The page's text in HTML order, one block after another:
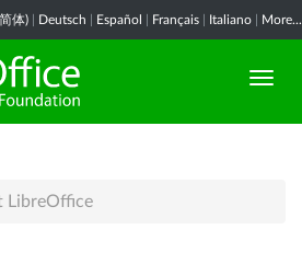
体) Deutsch Español Français Italiano More...
LibreOffice